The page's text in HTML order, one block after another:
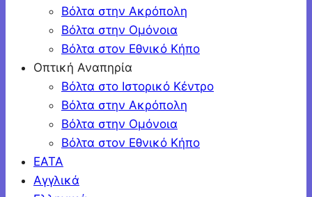
Βόλτα στην Ακρόπολη
Βόλτα στην Ομόνοια
Βόλτα στον Εθνικό Κήπο
Οπτική Αναπηρία
Βόλτα στο Ιστορικό Κέντρο
Βόλτα στην Ακρόπολη
Βόλτα στην Ομόνοια
Βόλτα στον Εθνικό Κήπο
ΕΑΤΑ
Αγγλικά